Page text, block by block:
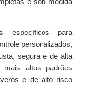
específicos para
personalizados,
segura e de alta
mais altos padrões
e de alto risco